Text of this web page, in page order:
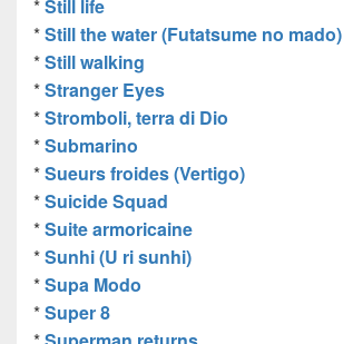
*Still life
*Still the water (Futatsume no mado)
*Still walking
*Stranger Eyes
*Stromboli, terra di Dio
*Submarino
*Sueurs froides (Vertigo)
*Suicide Squad
*Suite armoricaine
*Sunhi (U ri sunhi)
*Supa Modo
*Super 8